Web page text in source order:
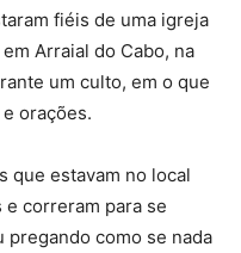
fiéis de uma igreja
Arraial do Cabo, na
um culto, em o que
orações.
que estavam no local
correram para se
pregando como se nada